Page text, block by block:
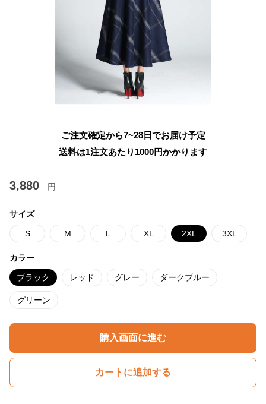
ご注文確定から7~28日でお届け予定
送料は1注文あたり 1000円かかります
3,880 円
サイズ
S M L XL 2XL 3XL
カラー
ブラック レッド グレー ダークブルー
グリーン
購入画面に進む
カートに追加する